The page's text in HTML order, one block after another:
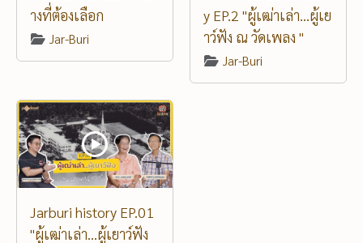
างที่ต้องเลือก
Jar-Buri
y EP.2 "ผู้เฒ่าเล่า...ผู้เย
าว์ฟัง ณ วัดเพลง "
Jar-Buri
Jarburi history EP.01
"ผู้เฒ่าเล่า...ผู้เยาว์ฟัง